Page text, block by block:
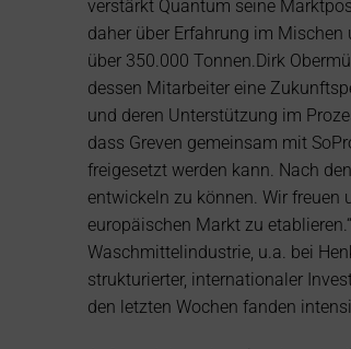
verstärkt Quantum seine
daher über Erfahrung im
über 350.000 Tonnen.Dirk
dessen Mitarbeiter eine
und deren Unterstützung im
dass Greven gemeinsam mit
freigesetzt werden kann. Nach
entwickeln zu können. Wir
europäischen Markt zu
Waschmittelindustrie, u.a. bei
strukturierter, internationaler
den letzten Wochen fanden